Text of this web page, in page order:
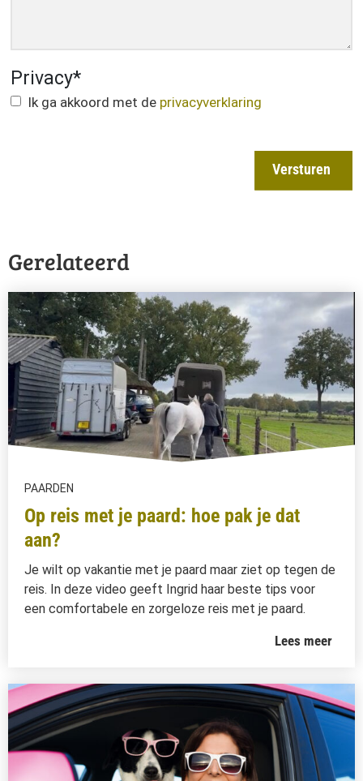
Privacy*
Ik ga akkoord met de privacyverklaring
Versturen
Gerelateerd
PAARDEN
Op reis met je paard: hoe pak je dat
aan?
Je wilt op vakantie met je paard maar ziet op tegen de
reis. In deze video geeft Ingrid haar beste tips voor
een comfortabele en zorgeloze reis met je paard.
Lees meer